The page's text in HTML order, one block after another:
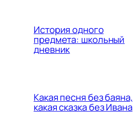
История одного
предмета: школьный
дневник
Какая песня без баяна,
какая сказка без Ивана